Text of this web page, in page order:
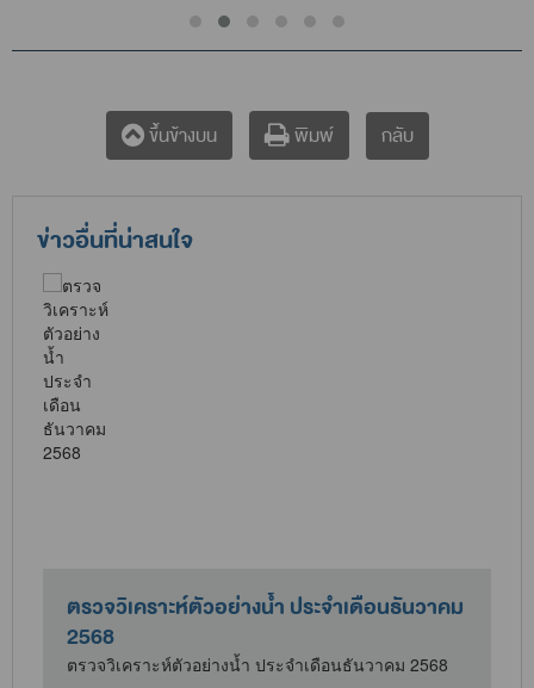
ขึ้นข้างบน พิมพ์ กลับ
ข่าวอื่นที่น่าสนใจ
ตรวจวิเคราะห์ตัวอย่างน้ำ ประจำเดือนธันวาคม
2568
ตรวจวิเคราะห์ตัวอย่างน้ำ ประจำเดือนธันวาคม 2568